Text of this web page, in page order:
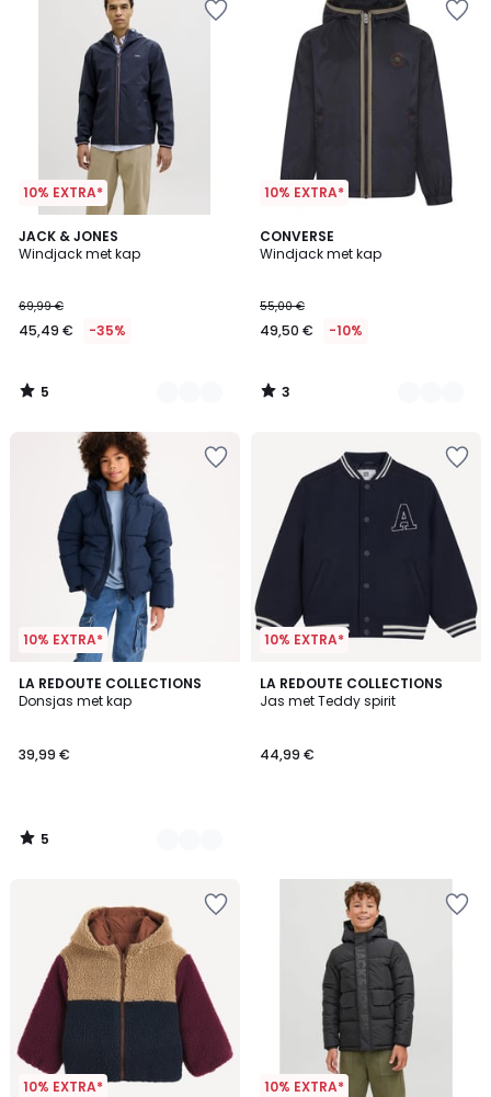
toegepast.
10% EXTRA*
JACK & JONES
Windjack met kap
69,99 €
45,49 € -35%
5
/
2
Kleuren
5
/
10% EXTRA*
CONVERSE
Windjack met kap
55,00 €
49,50 € -10%
3
/
2
Kleuren
3
/
10% EXTRA*
LA REDOUTE COLLECTIONS
Donsjas met kap
39,99 €
5
/
2
Kleuren
5
/
10% EXTRA*
LA REDOUTE COLLECTIONS
Jas met Teddy spirit
44,99 €
10% EXTRA* 10% EXTRA*